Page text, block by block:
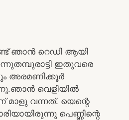
ഞാൻ റെഡി ആയി
ഇതുവരെ
അരമണിക്കൂർ
വെളിയിൽ
മാളു വന്നത്. യെന്റെ
പെണ്ണിന്റെ